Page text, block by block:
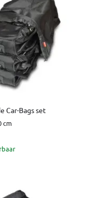
Car-Bags set
cm